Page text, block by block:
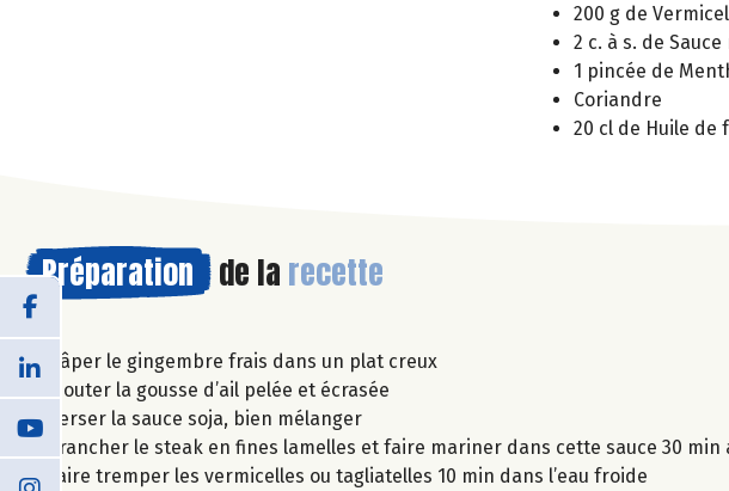
200 g de
2 c. à s. de
1 pincée de
Coriandre
20 cl de Huile de
Préparation de la recette
Râper le gingembre frais dans un plat creux
Ajouter la gousse d’ail pelée et écrasée
Verser la sauce soja, bien mélanger
Trancher le steak en fines lamelles et faire mariner dans cette sauce 30 min
Faire tremper les vermicelles ou tagliatelles 10 min dans l’eau froide